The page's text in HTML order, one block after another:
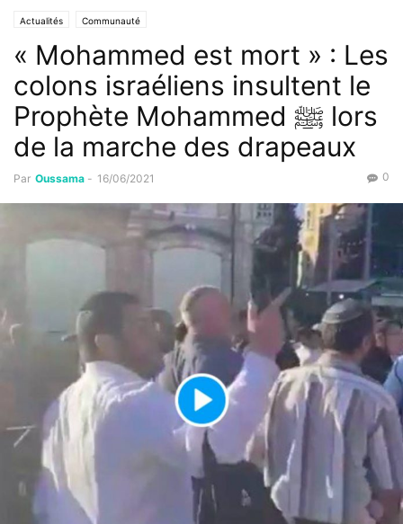
Actualités Communauté
« Mohammed est mort » : Les
colons israéliens insultent le
Prophète Mohammed ﷺ lors
de la marche des drapeaux
Par Oussama - 16/06/2021 0